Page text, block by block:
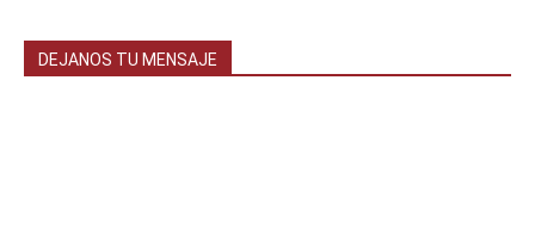
DEJANOS TU MENSAJE